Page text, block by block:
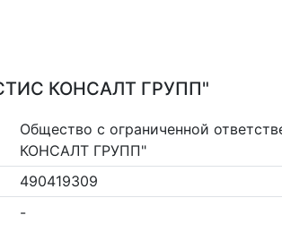
КОНСАЛТ ГРУПП"
Общество с ограниченной
КОНСАЛТ ГРУПП"
490419309
-